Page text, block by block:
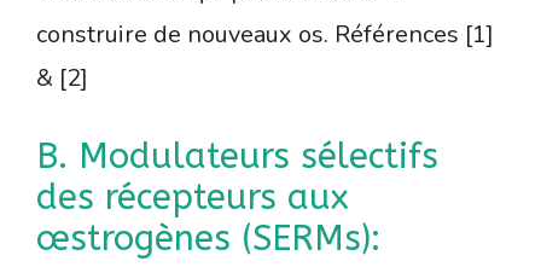
construire de nouveaux os. Références [1]
& [2]
B. Modulateurs sélectifs
des récepteurs aux
œstrogènes (SERMs):